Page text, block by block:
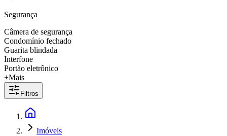
Segurança
Câmera de segurança
Condomínio fechado
Guarita blindada
Interfone
Portão eletrônico
+Mais
Filtros
Imóveis